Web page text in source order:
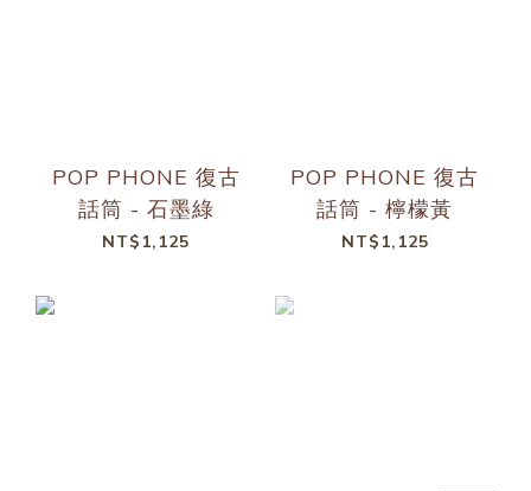
POP PHONE 復古
話筒 - 石墨綠
NT$1,125
POP PHONE 復古
話筒 - 檸檬黃
NT$1,125